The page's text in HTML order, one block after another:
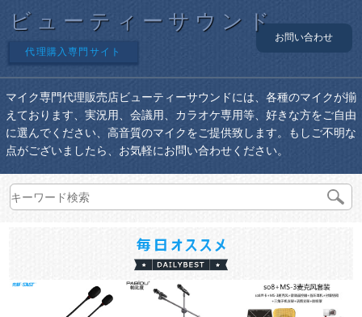
ビューティーサウンド
代理購入専門サイト
お問い合わせ
マイク専門代理販売店ビューティーサウンドには、各種のマイクが揃
えております、実況用、会議用、カラオケ専用等、好きな方をご自由
に選んでください、高音質のマイクをご提供致します。もしご不明な
点がございましたら、お気軽にお問い合わせください。